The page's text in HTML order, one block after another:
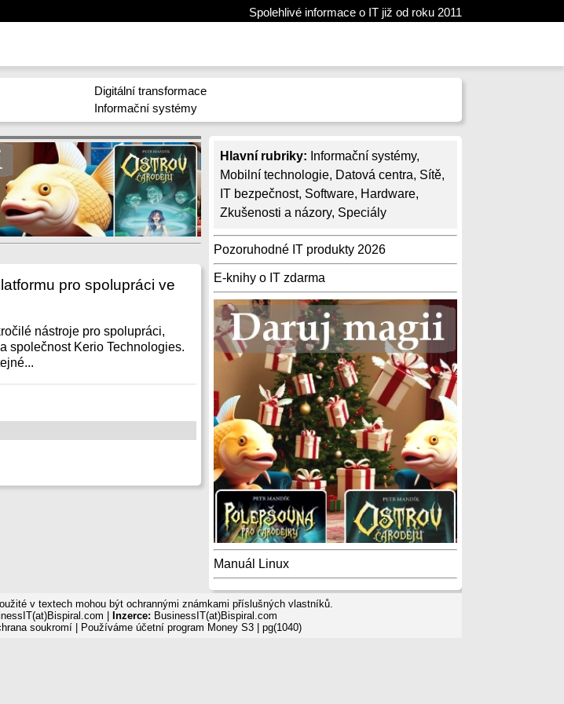
Spolehlivé informace o IT již od roku 2011
Digitální transformace
Informační systémy
Hlavní rubriky: Informační systémy,
Mobilní technologie, Datová centra, Sítě,
IT bezpečnost, Software, Hardware,
Zkušenosti a názory, Speciály
Pozoruhodné IT produkty 2026
E-knihy o IT zdarma
Manuál Linux
pro spolupráci ve
nástroje pro spolupráci,
společnost Kerio Technologies.
v textech mohou být ochrannými známkami příslušných vlastníků.
|
Inzerce: BusinessIT(at)Bispiral.com
soukromí| Používáme účetní program Money S3| pg(1040)